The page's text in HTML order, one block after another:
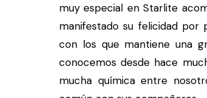
muy especial en Starlite
manifestado su felicidad
con los que mantiene una
conocemos desde hace
mucha química entre